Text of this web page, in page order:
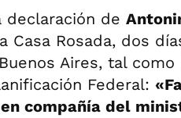
declaración de
Casa Rosada, dos
Aires, tal como
Federal:
compañía del